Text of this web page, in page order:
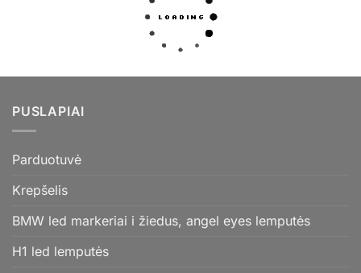
PUSLAPIAI
Parduotuvė
Krepšelis
BMW led markeriai i žiedus, angel eyes lemputės
H1 led lemputės